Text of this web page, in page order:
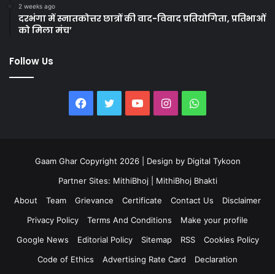
2 weeks ago
दरभंगा में स्नातकोत्तर छात्रों की वाद-विवाद प्रतियोगिता, प्रतिभाओं
को मिला मंच’
Follow Us
Facebook
TwitterYouTubeInstagramWhatsApp
Gaam Ghar Copyright 2026 | Design by Digital Tykoon
Partner Sites: MithiBhoj
MithiBhoj Bhakti
About
Team Grievance Certificate Contact Us
Disclaimer
Privacy Policy
Terms And Conditions
Make your profile
Google News
Editorial Policy Sitemap RSS
Cookies Policy
Code of Ethics
Advertising Rate Card Declaration